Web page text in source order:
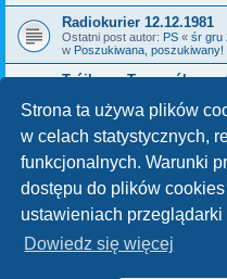
Strona ta używa plików
w celach statystycznych,
funkcjonalnych. Warunki
dostępu do plików
ustawieniach przeglądarki
Dowiedz się więcej
Radiokurier 12.12.1981
Ostatni post autor: PS « śr gru
w Poszukiwana, poszukiwany!
Trójkowy Top ogólny nr
w Poszukiwana, poszukiwany!
Znaleziono 709 wyników